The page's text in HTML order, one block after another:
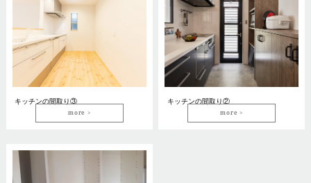
キッチンの間取り③
more
キッチンの間取り②
more